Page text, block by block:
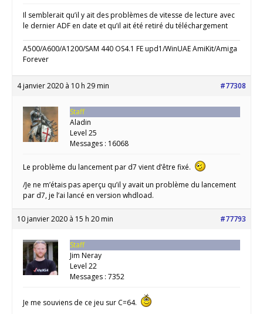
Il semblerait qu’il y ait des problèmes de vitesse de lecture avec
le dernier ADF en date et qu’il ait été retiré du téléchargement
A500/A600/A1200/SAM 440 OS4.1 FE upd1/WinUAE AmiKit/Amiga
Forever
4 janvier 2020 à 10 h 29 min #77308
Staff
Aladin
Level 25
Messages : 16068
Le problème du lancement par d7 vient d’être fixé.
/Je ne m’étais pas aperçu qu’il y avait un problème du lancement
par d7, je l’ai lancé en version whdload.
10 janvier 2020 à 15 h 20 min #77793
Staff
Jim Neray
Level 22
Messages : 7352
Je me souviens de ce jeu sur C=64.